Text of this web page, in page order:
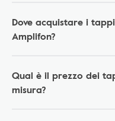
Dove acquistare i
Amplifon?
Qual è il prezzo dei
misura?